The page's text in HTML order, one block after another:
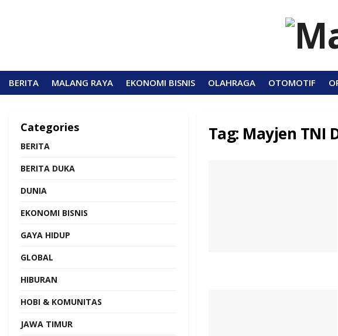
BERITA MALANG RAYA EKONOMI BISNIS OLAHRAGA OTOMOTIF
Tag: Mayjen TNI
Categories
BERITA
BERITA DUKA
DUNIA
EKONOMI BISNIS
GAYA HIDUP
GLOBAL
HIBURAN
HOBI & KOMUNITAS
JAWA TIMUR